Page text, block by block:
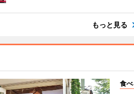
もっと見る
食べ